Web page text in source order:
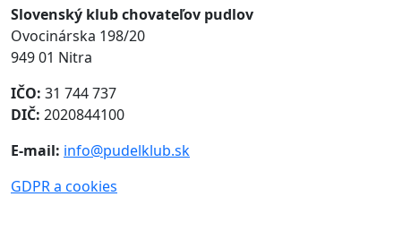
Slovenský klub chovateľov pudlov
Ovocinárska 198/20
949 01 Nitra
IČO: 31 744 737
DIČ: 2020844100
E-mail: info@pudelklub.sk
GDPR a cookies